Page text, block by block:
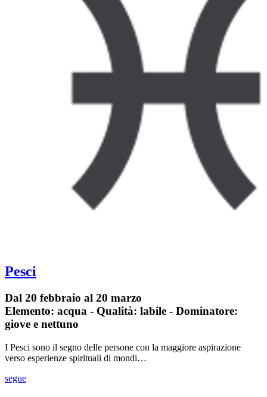
Pesci
Dal 20 febbraio al 20 marzo
Elemento: acqua - Qualità: labile - Dominatore:
giove e nettuno
I Pesci sono il segno delle persone con la maggiore aspirazione
verso esperienze spirituali di mondi…
segue